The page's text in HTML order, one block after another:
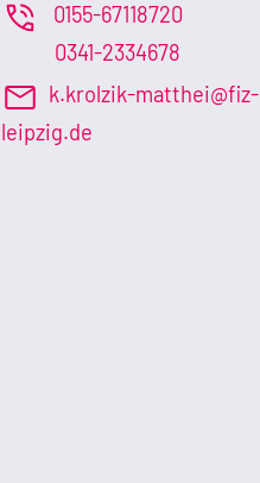
0155-67118720
0341-2334678
k.krolzik-matthei@fiz-
leipzig.de